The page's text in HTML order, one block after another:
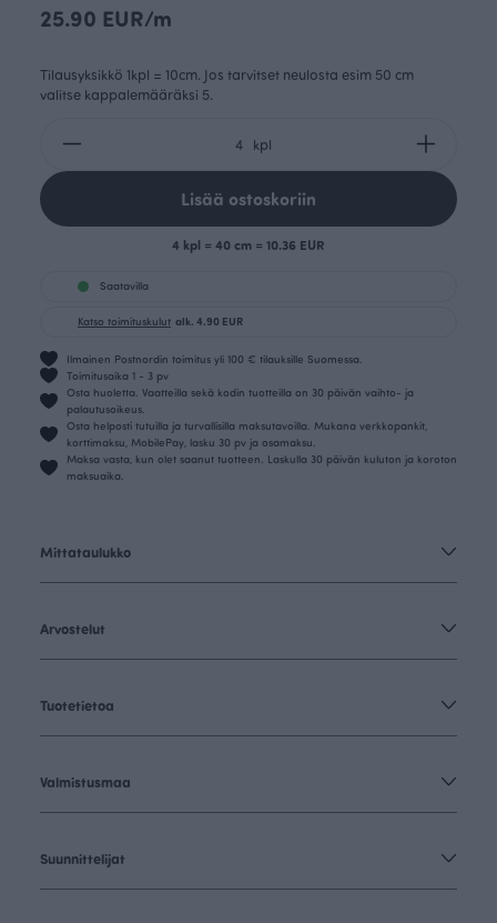
25.90 EUR/m
Tilausyksikkö 1kpl = 10cm. Jos tarvitset neulosta esim 50 cm
valitse kappalemääräksi 5.
kpl
Lisää ostoskoriin
4 kpl = 40 cm = 10.36 EUR
Saatavilla
Katso toimituskulut alk. 4.90 EUR
Ilmainen Postnordin toimitus yli 100 € tilauksille Suomessa.
Toimitusaika 1 - 3 pv
Osta huoletta. Vaatteilla sekä kodin tuotteilla on 30 päivän vaihto- ja
palautusoikeus.
Osta helposti tutuilla ja turvallisilla maksutavoilla. Mukana verkkopankit,
korttimaksu, MobilePay, lasku 30 pv ja osamaksu.
Maksa vasta, kun olet saanut tuotteen. Laskulla 30 päivän kuluton ja koroton
maksuaika.
Mittataulukko
Arvostelut
Tuotetietoa
Valmistusmaa
Suunnittelijat